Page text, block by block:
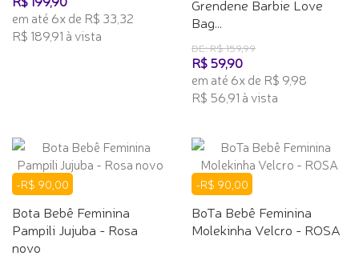
em até 6x de R$ 33,32
R$ 189,91 à vista
Grendene Barbie Love
Bag...
DE: R$ 159,99
R$ 59,90
em até 6x de R$ 9,98
R$ 56,91 à vista
-R$ 90,00
Bota Bebê Feminina
Pampili Jujuba - Rosa
novo
-R$ 90,00
BoTa Bebê Feminina
Molekinha Velcro - ROSA